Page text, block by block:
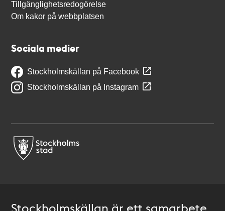
Tillgänglighetsredogörelse
Om kakor på webbplatsen
Sociala medier
Stockholmskällan på Facebook
Stockholmskällan på Instagram
Stockholmskällan är ett samarbete